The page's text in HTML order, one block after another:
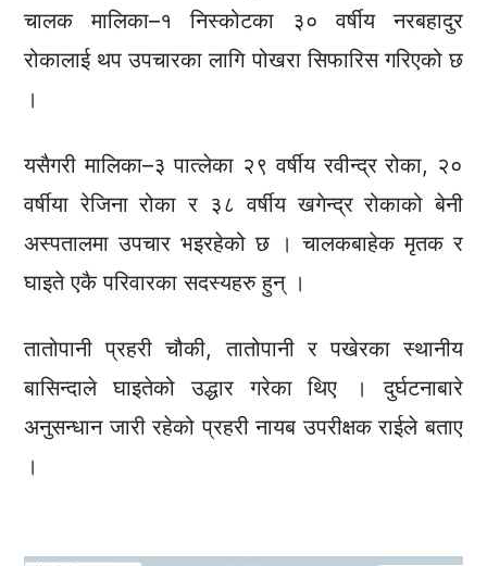
चालक मालिका–१ निस्कोटका ३० वर्षीय नरबहादुर
रोकालाई थप उपचारका लागि पोखरा सिफारिस गरिएको छ
।
यसैगरी मालिका–३ पात्लेका २९ वर्षीय रवीन्द्र रोका, २०
वर्षीया रेजिना रोका र ३८ वर्षीय खगेन्द्र रोकाको बेनी
अस्पतालमा उपचार भइरहेको छ । चालकबाहेक मृतक र
घाइते एकै परिवारका सदस्यहरु हुन् ।
तातोपानी प्रहरी चौकी, तातोपानी र पखेरका स्थानीय
बासिन्दाले घाइतेको उद्धार गरेका थिए । दुर्घटनाबारे
अनुसन्धान जारी रहेको प्रहरी नायब उपरीक्षक राईले बताए
।